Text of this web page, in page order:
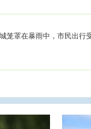
笼罩在暴雨中，市民出